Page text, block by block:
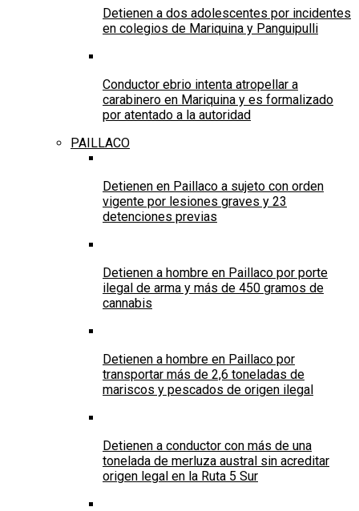
Detienen a dos adolescentes por incidentes
en colegios de Mariquina y Panguipulli
Conductor ebrio intenta atropellar a
carabinero en Mariquina y es formalizado
por atentado a la autoridad
PAILLACO
Detienen en Paillaco a sujeto con orden
vigente por lesiones graves y 23
detenciones previas
Detienen a hombre en Paillaco por porte
ilegal de arma y más de 450 gramos de
cannabis
Detienen a hombre en Paillaco por
transportar más de 2,6 toneladas de
mariscos y pescados de origen ilegal
Detienen a conductor con más de una
tonelada de merluza austral sin acreditar
origen legal en la Ruta 5 Sur